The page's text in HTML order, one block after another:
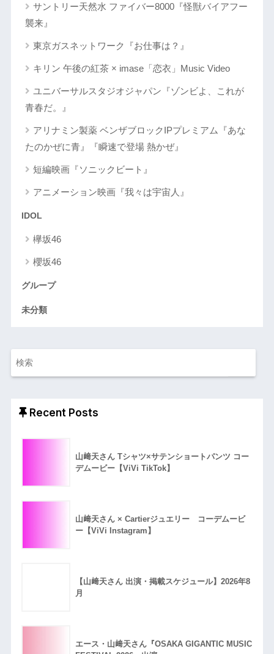
サントリー天然水 ファイバー8000『怪獣バイアフー
襲来』
東京ガスネットワーク『お仕事は？』
キリン 午後の紅茶 × imase「恋衣」Music Video
ユニバーサルスタジオジャパン『ゾンビよ、これが
青春だ。』
アリナミン製薬 ベンザブロックIPプレミアム『あな
たのかぜに青』『瞬速で登場 熱かぜ』
短編映画『ソニックビート』
アニメーション映画『我々は宇宙人』
IDOL
欅坂46
櫻坂46
グループ
未分類
Recent Posts
山﨑天さん Tシャツ×サテンショートパンツ コー
デムービー【ViVi TikTok】
山﨑天さん × Cartierジュエリー コーデムービ
ー【ViVi Instagram】
【山﨑天さん 出演・掲載スケジュール】2026年8
月
エース・山﨑天さん『OSAKA GIGANTIC MUSIC